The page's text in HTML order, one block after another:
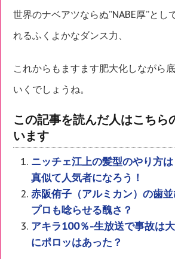
世界のナベアツならぬ”NABE厚”とし
れるふくよかなダンス力、
これからもますます肥大化しながら
いくでしょうね。
この記事を読んだ人はこちら
います
ニッチェ江上の髪型のやり方
真似て人気者になろう！
赤阪侑子（アルミカン）の歯
プロも唸らせる醜さ？
アキラ100％-生放送で事故は
にポロッはあった？